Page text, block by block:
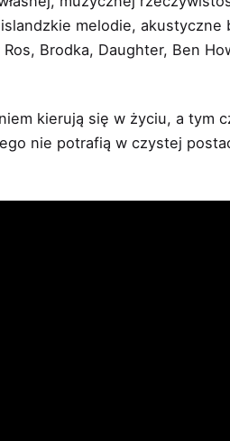
melodie,
Brodka, Daughter, Ben
kierują się w życiu, a tym
nie potrafią w czystej